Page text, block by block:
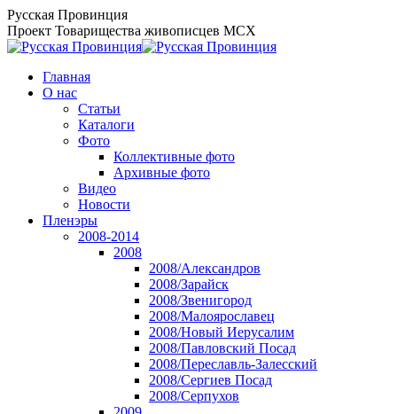
Перейти
к
содержанию
Русская Провинция
Проект Товарищества живописцев МСХ
Главная
О нас
Статьи
Каталоги
Фото
Коллективные фото
Архивные фото
Видео
Новости
Пленэры
2008-2014
2008
2008/Александров
2008/Зарайск
2008/Звенигород
2008/Малоярославец
2008/Новый Иерусалим
2008/Павловский Посад
2008/Переславль-Залесский
2008/Сергиев Посад
2008/Серпухов